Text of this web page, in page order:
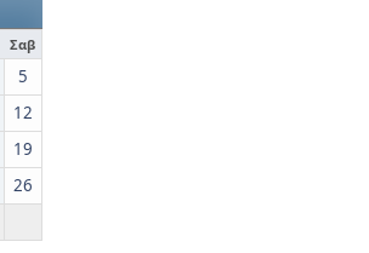
Σαβ
5
12
19
26